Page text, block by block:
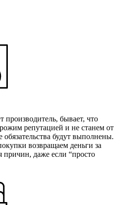
производитель, бывает, что
репутацией и не станем от
обязательства будут выполнены.
возвращаем деньги за
причин, даже если “просто